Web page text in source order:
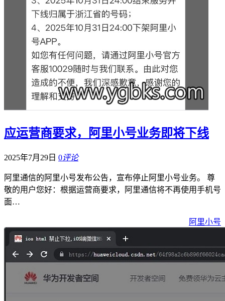
应运营商要求，阿里小号业务即将下线
2025年7月29日 0评论
阿里通信的阿里小号发布公告，宣布停止阿里小号业务。 尊
敬的用户您好：根据运营商要求，阿里通信将不再使用手机号
面…
阿里小号